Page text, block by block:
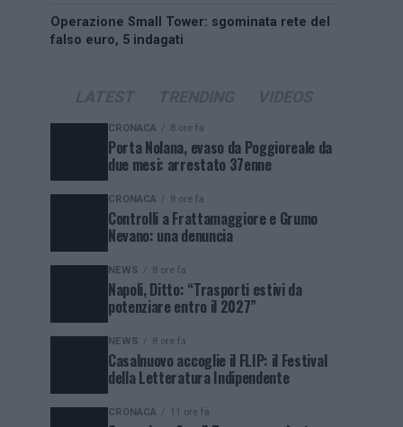
Operazione Small Tower: sgominata rete del
falso euro, 5 indagati
CRONACA 8 ore fa
Porta Nolana, evaso da Poggioreale da
due mesi: arrestato 37enne
CRONACA 8 ore fa
Controlli a Frattamaggiore e Grumo
Nevano: una denuncia
NEWS 8 ore fa
Napoli, Ditto: “Trasporti estivi da
potenziare entro il 2027”
NEWS 8 ore fa
Casalnuovo accoglie il FLIP: il Festival
della Letteratura Indipendente
CRONACA 11 ore fa